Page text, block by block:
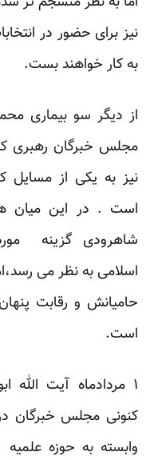
نیز برای حضور در
به کار خواهند بست.
از دیگر سو بیماری
مجلس خبرگان رهبری
نیز به یکی از
است . در این میان
شاهرودی گزینه
اسلامی به نظر می
حامیانش و رقابت
است.
۱ مردادماه آیت
کنونی مجلس خبرگان
وابسته به حوزه